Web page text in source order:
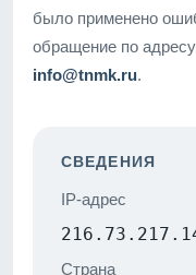
было применено
обращение по
info@tnmk.ru.
СВЕДЕНИЯ
IP-адрес
Страна